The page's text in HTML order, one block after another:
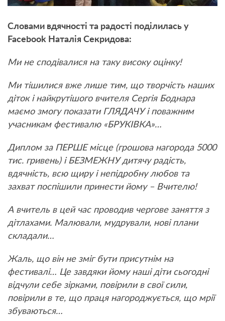
Словами вдячності та радості поділилась у
Facebook Наталія Секридова:
Ми не сподівалися на таку високу оцінку!
Ми тішилися вже лише тим, що творчість наших
діток і найкрутішого вчителя Сергія Боднара
маємо змогу показати ГЛЯДАЧУ і поважним
учасникам фестивалю «БРУКІВКА»…
Диплом за ПЕРШЕ місце (грошова нагорода 5000
тис. гривень) і БЕЗМЕЖНУ дитячу радість,
вдячність, всю щиру і непідробну любов та
захват поспішили принести йому – Вчителю!
А вчитель в цей час проводив чергове заняття з
дітлахами. Малювали, мудрували, нові плани
складали…
Жаль, що він не зміг бути присутнім на
фестивалі… Це завдяки йому наші діти сьогодні
відчули себе зірками, повірили в свої сили,
повірили в те, що праця нагороджується, що мрії
збуваються…